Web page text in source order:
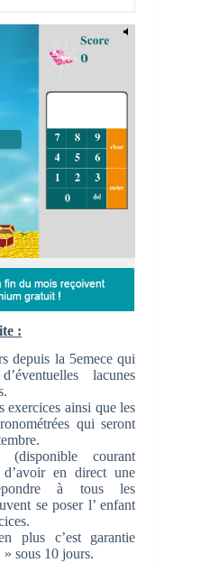
:
depuis la 5emece qui
lacunes
exercices ainsi que les
qui seront
courant
en direct une
à tous les
se poser l’ enfant
plus c’est garantie
sous 10 jours.